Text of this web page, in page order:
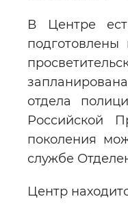
В Центре
отдела
Российской
поколения
службе
Центр